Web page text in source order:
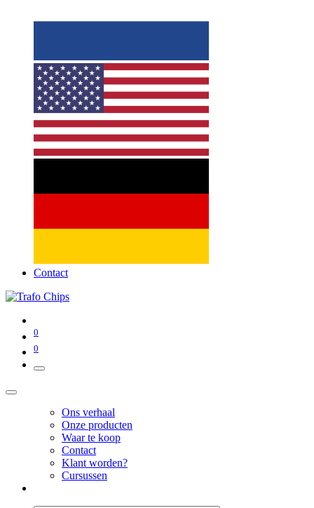
Contact
0
0
Ons verhaal
Onze producten
Waar te koop
Contact
Klant worden?
Cursussen